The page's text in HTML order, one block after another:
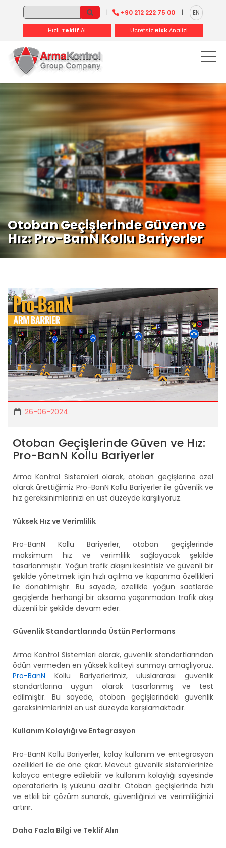
-- -
| +90 212 222 75 00 | EN
Hızlı Teklif Al Ücretsiz RiskAnalizi
Otoban Geçişlerinde Güven ve
Hız: Pro-BanN Kollu Bariyerler
26-06-2024
Otoban Geçişlerinde Güven ve Hız:
Pro-BanN Kollu Bariyerler
Arma Kontrol Sistemleri olarak, otoban geçişlerine özel
olarak ürettiğimiz Pro-BanN Kollu Bariyerler ile güvenlik ve
hız gereksinimlerinizi en üst düzeyde karşılıyoruz.
Yüksek Hız ve Verimlilik
Pro-BanN Kollu Bariyerler, otoban geçişlerinde
maksimum hız ve verimlilik sağlayacak şekilde
tasarlanmıştır. Yoğun trafik akışını kesintisiz ve güvenli bir
şekilde yönetmek için hızlı açılma ve kapanma özellikleri
ile donatılmıştır. Bu sayede, özellikle yoğun saatlerde
geçişlerde herhangi bir aksama yaşanmadan trafik akışı
düzenli bir şekilde devam eder.
Güvenlik Standartlarında Üstün Performans
Arma Kontrol Sistemleri olarak, güvenlik standartlarından
ödün vermeden en yüksek kaliteyi sunmayı amaçlıyoruz.
Pro-BanN Kollu Bariyerlerimiz, uluslararası güvenlik
standartlarına uygun olarak tasarlanmış ve test
edilmiştir. Bu sayede, otoban geçişlerindeki güvenlik
gereksinimlerinizi en üst düzeyde karşılamaktadır.
Kullanım Kolaylığı ve Entegrasyon
Pro-BanN Kollu Bariyerler, kolay kullanım ve entegrasyon
özellikleri ile de öne çıkar. Mevcut güvenlik sistemlerinize
kolayca entegre edilebilir ve kullanım kolaylığı sayesinde
operatörlerin iş yükünü azaltır. Otoban geçişlerinde hızlı
ve etkili bir çözüm sunarak, güvenliğinizi ve verimliliğinizi
artırır.
Daha Fazla Bilgi ve Teklif Alın